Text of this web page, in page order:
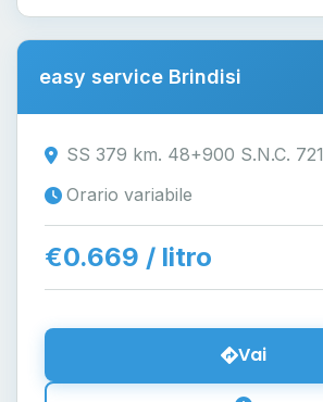
easy service Brindisi
SS 379 km. 48+900 S.N.C.
Orario variabile
€0.669 / litro
Vai